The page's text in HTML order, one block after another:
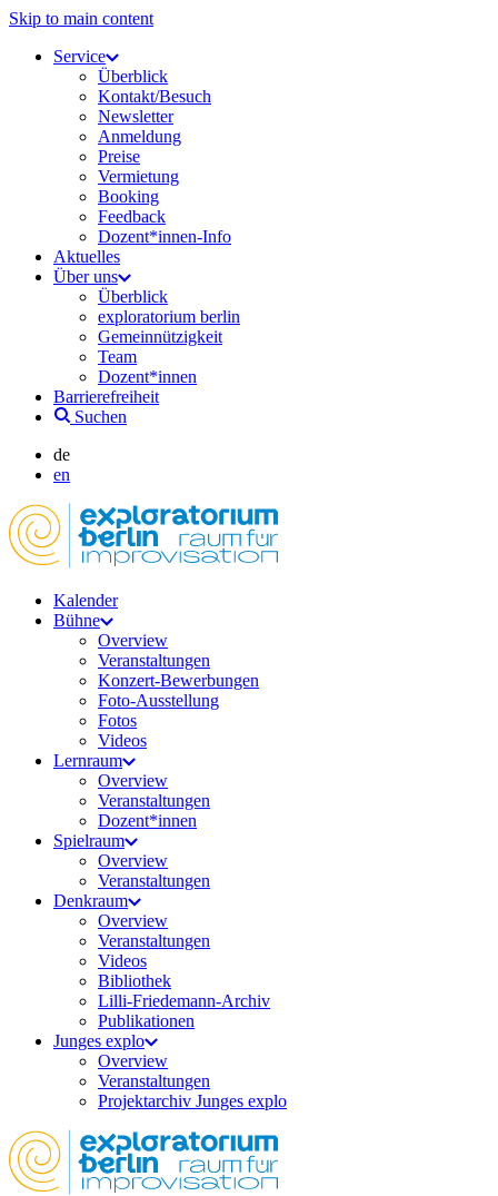
Skip to main content
Service
Überblick
Kontakt/Besuch
Newsletter
Anmeldung
Preise
Vermietung
Booking
Feedback
Dozent*innen-Info
Aktuelles
Über uns
Überblick
exploratorium berlin
Gemeinnützigkeit
Team
Dozent*innen
Barrierefreiheit
Suchen
de
en
Kalender
Bühne
Overview
Veranstaltungen
Konzert-Bewerbungen
Foto-Ausstellung
Fotos
Videos
Lernraum
Overview
Veranstaltungen
Dozent*innen
Spielraum
Overview
Veranstaltungen
Denkraum
Overview
Veranstaltungen
Videos
Bibliothek
Lilli-Friedemann-Archiv
Publikationen
Junges explo
Overview
Veranstaltungen
Projektarchiv Junges explo